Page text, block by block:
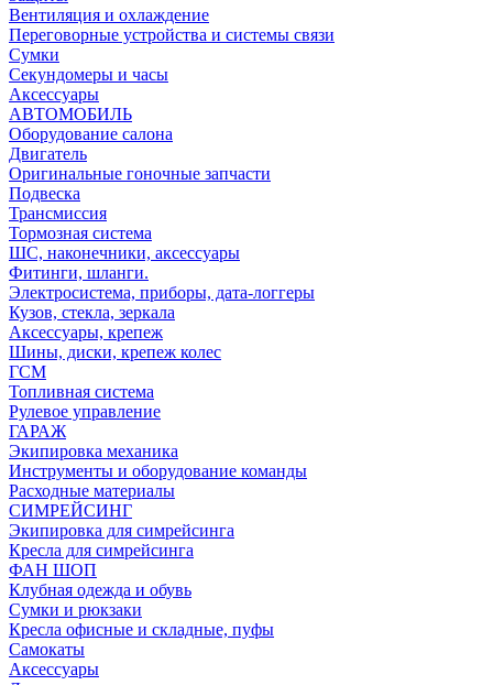
Вентиляция и охлаждение
Переговорные устройства и системы связи
Сумки
Секундомеры и часы
Аксессуары
АВТОМОБИЛЬ
Оборудование салона
Двигатель
Оригинальные гоночные запчасти
Подвеска
Трансмиссия
Тормозная система
ШС, наконечники, аксессуары
Фитинги, шланги.
Электросистема, приборы, дата-логгеры
Кузов, стекла, зеркала
Аксессуары, крепеж
Шины, диски, крепеж колес
ГСМ
Топливная система
Рулевое управление
ГАРАЖ
Экипировка механика
Инструменты и оборудование команды
Расходные материалы
СИМРЕЙСИНГ
Экипировка для симрейсинга
Кресла для симрейсинга
ФАН ШОП
Клубная одежда и обувь
Сумки и рюкзаки
Кресла офисные и складные, пуфы
Самокаты
Аксессуары